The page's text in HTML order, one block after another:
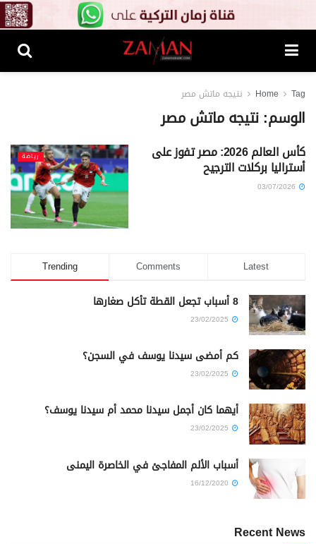
Home Tag نتيجه ماتش مصر
الوسم:نتيجه ماتش مصر
رياضة كأس العالم 2026: مصر تفوز على
أستراليا بركلات الترجيح
Trending Comments Latest
8 أسباب تجعل القطة تأكل صغارها
كم أمضى سيدنا يوسف في السجن؟
أيهما كان أجمل سيدنا محمد أم سيدنا يوسف؟
أسباب الألم المفاجئ في الخاصرة اليمنى
Recent News